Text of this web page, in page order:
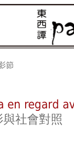
節
en regard
社會對照